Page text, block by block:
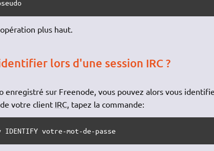
plus haut.
lors d'une session IRC ?
enregistré sur Freenode, vous pouvez alors vous
votre client IRC, tapez la commande:
IDENTIFY votre-mot-de-passe